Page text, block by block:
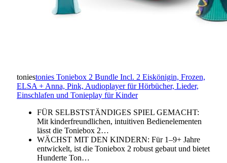
toniestonies Toniebox 2 Bundle Incl. 2 Eiskönigin, Frozen,
ELSA + Anna, Pink, Audioplayer für Hörbücher, Lieder,
Einschlafen und Tonieplay für Kinder
FÜR SELBSTSTÄNDIGES SPIEL GEMACHT:
Mit kinderfreundlichen, intuitiven Bedienelementen
lässt die Toniebox 2…
WÄCHST MIT DEN KINDERN: Für 1–9+ Jahre
entwickelt, ist die Toniebox 2 robust gebaut und bietet
Hunderte Ton…